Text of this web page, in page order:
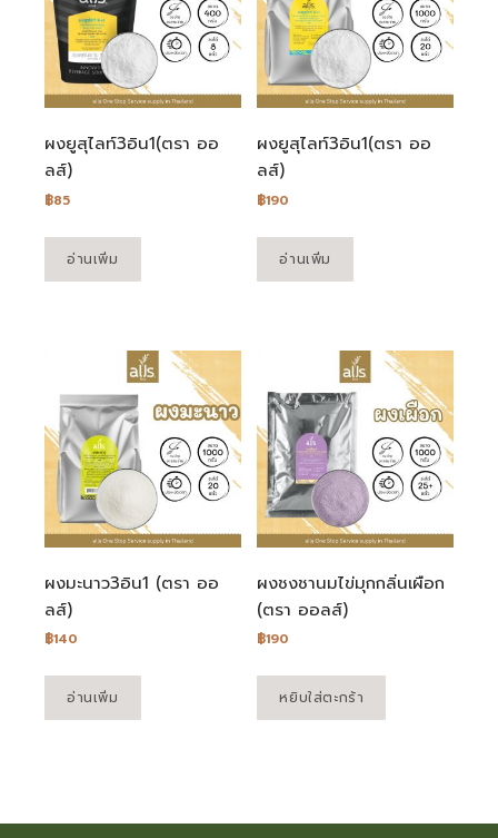
ผงยูสุไลท์3อิน1(ตรา ออ
ลส์)
฿85
อ่านเพิ่ม
ผงยูสุไลท์3อิน1(ตรา ออ
ลส์)
฿190
อ่านเพิ่ม
ผงมะนาว3อิน1 (ตรา ออ
ลส์)
฿140
อ่านเพิ่ม
ผงชงชานมไข่มุกกลิ่นเผือก
(ตรา ออลส์)
฿190
หยิบใส่ตะกร้า